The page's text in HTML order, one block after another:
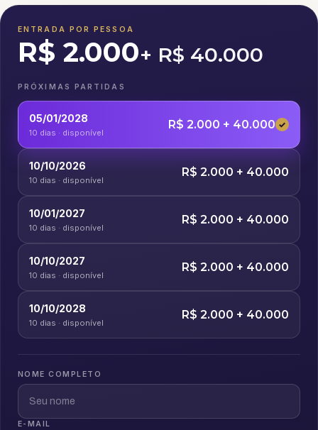
ENTRADA POR PESSOA
R$ 2.000+ R$ 40.000
PRÓXIMAS PARTIDAS
05/01/2028
10 dias · disponível
R$ 2.000 + 40.000 ✓
10/10/2026
10 dias · disponível
R$ 2.000 + 40.000
10/01/2027
10 dias · disponível
R$ 2.000 + 40.000
10/10/2027
10 dias · disponível
R$ 2.000 + 40.000
10/10/2028
10 dias · disponível
R$ 2.000 + 40.000
NOME COMPLETO
E-MAIL